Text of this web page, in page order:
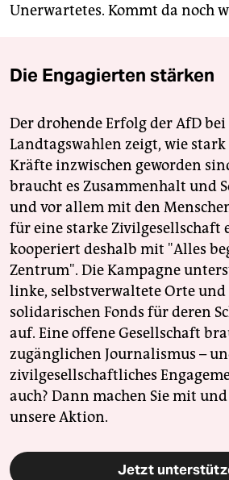
Unerwartetes. Kommt da noch
Die Engagierten stärken
Der drohende Erfolg der AfD
Landtagswahlen zeigt, wie
Kräfte inzwischen geworden
braucht es Zusammenhalt und
und vor allem mit den
für eine starke Zivilgesellschaft
kooperiert deshalb mit "Alles
Zentrum". Die Kampagne
linke, selbstverwaltete Orte
solidarischen Fonds für deren
auf. Eine offene Gesellschaft
zugänglichen Journalismus –
zivilgesellschaftliches
auch? Dann machen Sie mit
unsere Aktion.
Jetzt